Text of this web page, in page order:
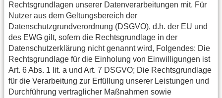
Rechtsgrundlagen unserer Datenverarbeitungen mit. Für
Nutzer aus dem Geltungsbereich der
Datenschutzgrundverordnung (DSGVO), d.h. der EU und
des EWG gilt, sofern die Rechtsgrundlage in der
Datenschutzerklärung nicht genannt wird, Folgendes: Die
Rechtsgrundlage für die Einholung von Einwilligungen ist
Art. 6 Abs. 1 lit. a und Art. 7 DSGVO; Die Rechtsgrundlage
für die Verarbeitung zur Erfüllung unserer Leistungen und
Durchführung vertraglicher Maßnahmen sowie